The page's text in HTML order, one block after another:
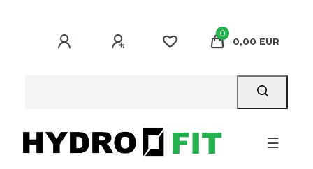
0
0,00 EUR
☰